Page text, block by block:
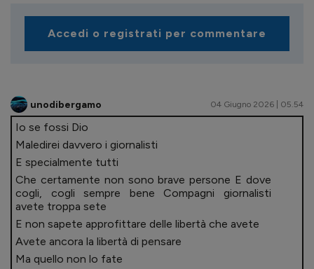
Accedi o registrati per commentare
unodibergamo 04 Giugno 2026 | 05.54
Io se fossi Dio
Maledirei davvero i giornalisti
E specialmente tutti
Che certamente non sono brave persone E dove
cogli, cogli sempre bene Compagni giornalisti
avete troppa sete
E non sapete approfittare delle libertà che avete
Avete ancora la libertà di pensare
Ma quello non lo fate